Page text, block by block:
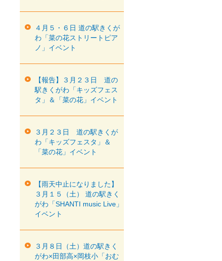
４月５・６日 道の駅きくが
わ「菜の花ストリートピア
ノ」イベント
【報告】３月２３日 道の
駅きくがわ「キッズフェス
タ」＆「菜の花」イベント
３月２３日 道の駅きくが
わ「キッズフェスタ」＆
「菜の花」イベント
【雨天中止になりました】
３月１５（土） 道の駅きく
がわ「SHANTI music Live」
イベント
３月８日（土）道の駅きく
がわ×田部高×岡枝小「おむ